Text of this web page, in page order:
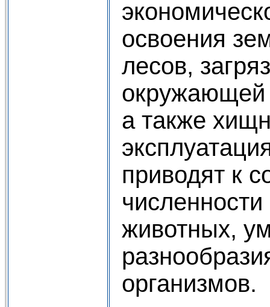
освоения
лесов,
окружающей
а также
приводят к
животных,
организмов.